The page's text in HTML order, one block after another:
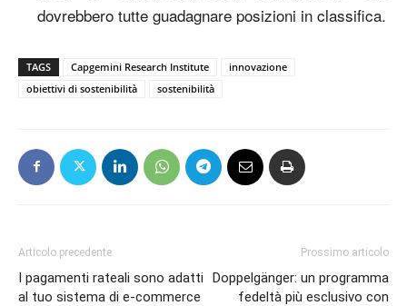
dovrebbero tutte guadagnare posizioni in classifica.
TAGS Capgemini Research Institute
innovazione
obiettivi di sostenibilità
sostenibilità
Articolo precedente
I pagamenti rateali sono adatti
al tuo sistema di e-commerce
Prossimo articolo
Doppelgänger: un programma
fedeltà più esclusivo con